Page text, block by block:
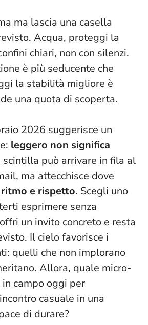
ma lascia una casella
Acqua, proteggi la
chiari, non con silenzi.
è più seducente che
la stabilità migliore è
una quota di scoperta.
2026 suggerisce un
leggero non significa
scintilla può arrivare in fila al
ma attecchisce dove
e rispetto. Scegli uno
esprimere senza
un invito concreto e resta
Il cielo favorisce i
: quelli che non implorano
Allora, quale micro-
campo oggi per
casuale in una
di durare?